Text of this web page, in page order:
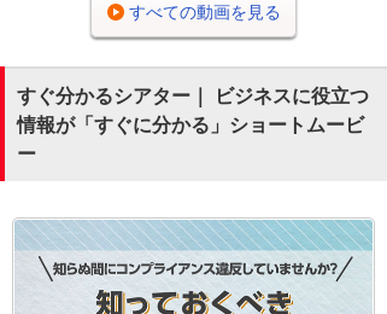
すべての動画を見る
すぐ分かるシアター｜ ビジネスに役立つ
情報が「すぐに分かる」ショートムービ
ー